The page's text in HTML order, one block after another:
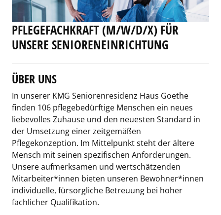
PFLEGEFACHKRAFT (M/W/D/X) FÜR
UNSERE SENIORENEINRICHTUNG
ÜBER UNS
In unserer KMG Seniorenresidenz Haus Goethe
finden 106 pflegebedürftige Menschen ein neues
liebevolles Zuhause und den neuesten Standard in
der Umsetzung einer zeitgemäßen
Pflegekonzeption. Im Mittelpunkt steht der ältere
Mensch mit seinen spezifischen Anforderungen.
Unsere aufmerksamen und wertschätzenden
Mitarbeiter*innen bieten unseren Bewohner*innen
individuelle, fürsorgliche Betreuung bei hoher
fachlicher Qualifikation.